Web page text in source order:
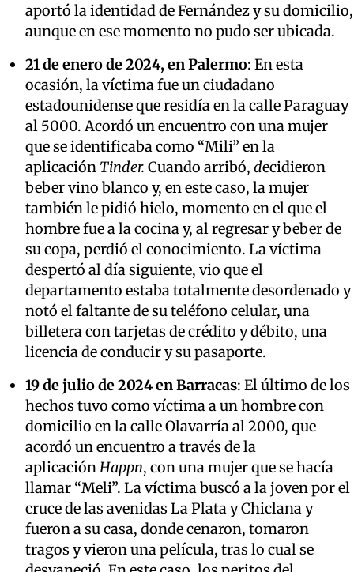
aportó la identidad de Fernández y su domicilio,
aunque en ese momento no pudo ser ubicada.
21 de enero de 2024, en Palermo: En esta
ocasión, la víctima fue un ciudadano
estadounidense que residía en la calle Paraguay
al 5000. Acordó un encuentro con una mujer
que se identificaba como “Mili” en la
aplicación Tinder. Cuando arribó, decidieron
beber vino blanco y, en este caso, la mujer
también le pidió hielo, momento en el que el
hombre fue a la cocina y, al regresar y beber de
su copa, perdió el conocimiento. La víctima
despertó al día siguiente, vio que el
departamento estaba totalmente desordenado y
notó el faltante de su teléfono celular, una
billetera con tarjetas de crédito y débito, una
licencia de conducir y su pasaporte.
19 de julio de 2024 en Barracas: El último de los
hechos tuvo como víctima a un hombre con
domicilio en la calle Olavarría al 2000, que
acordó un encuentro a través de la
aplicaciónHappn, con una mujer que se hacía
llamar “Meli”. La víctima buscó a la joven por el
cruce de las avenidas La Plata y Chiclana y
fueron a su casa, donde cenaron, tomaron
tragos y vieron una película, tras lo cual se